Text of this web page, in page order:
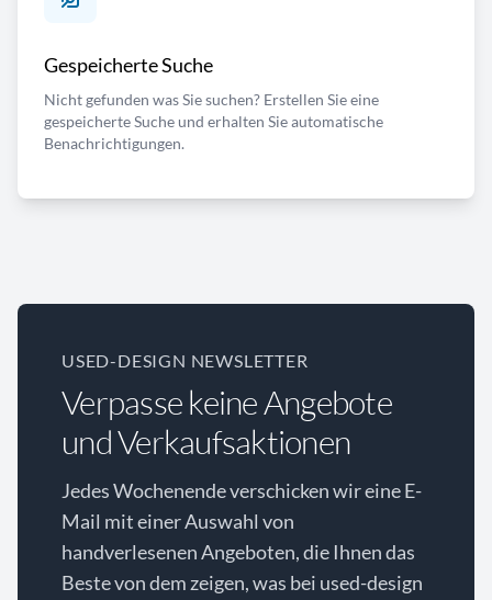
Gespeicherte Suche
Nicht gefunden was Sie suchen? Erstellen Sie eine
gespeicherte Suche und erhalten Sie automatische
Benachrichtigungen.
USED-DESIGN NEWSLETTER
Verpasse keine Angebote
und Verkaufsaktionen
Jedes Wochenende verschicken wir eine E-
Mail mit einer Auswahl von
handverlesenen Angeboten, die Ihnen das
Beste von dem zeigen, was bei used-design